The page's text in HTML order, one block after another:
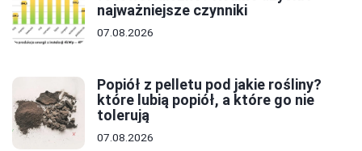
najważniejsze czynniki
07.08.2026
Popiół z pelletu pod jakie rośliny?
które lubią popiół, a które go nie
tolerują
07.08.2026